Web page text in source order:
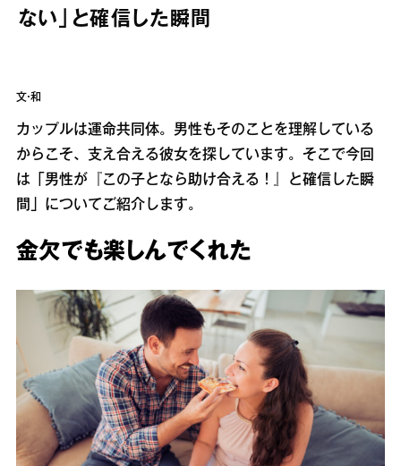
ない」と確信した瞬間
文・和
カップルは運命共同体。男性もそのことを理解している
からこそ、支え合える彼女を探しています。そこで今回
は「男性が『この子となら助け合える！』と確信した瞬
間」についてご紹介します。
金欠でも楽しんでくれた